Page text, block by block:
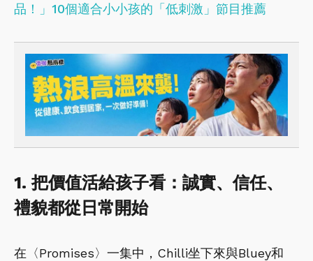
品！」10個適合小小孩的「低刺激」節目推薦
1. 把價值活給孩子看：誠實、信任、
禮貌都從日常開始
在〈Promises〉一集中，Chilli坐下來與Bluey和